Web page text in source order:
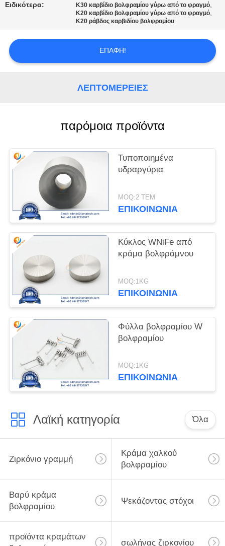
ΈΝΑ
ΑΠΌΣΠΑΣΜΑ
Ειδικότερα: K30 καρβίδιο βολφραμίου γύρω από το φραγμό,
K20 καρβίδιο βολφραμίου γύρω από το φραγμό,
K20 ράβδος καρβιδίου βολφραμίου
ΕΠΑΦΉ!
ΛΕΠΤΟΜΈΡΕΙΕΣ
παρόμοια προϊόντα
Τυποποιημένα
υδραργύρια
MOQ:2 ΤΕΜ
ΕΠΙΚΟΙΝΩΝΊΑ
Κύκλος WNiFe από
κράμα βολφράμνου
MOQ:1KG
ΕΠΙΚΟΙΝΩΝΊΑ
Φύλλα βολφραμίου W
βολφραμίου
MOQ:1KG
ΕΠΙΚΟΙΝΩΝΊΑ
Λαϊκή κατηγορία Όλα
Ζιρκόνιο γραμμή
Κράμα χαλκού
βολφραμίου
Βαρύ κράμα
βολφραμίου
Ψεκάζοντας στόχοι
προϊόντα κραμάτων
σωλήνας ζιρκονίου